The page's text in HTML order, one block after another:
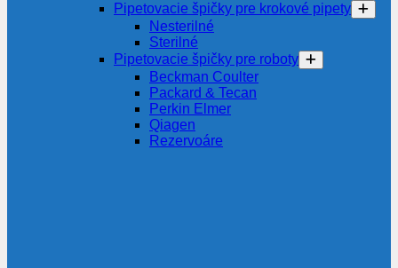
Pipetovacie špičky pre krokové pipety
Nesterilné
Sterilné
Pipetovacie špičky pre roboty
Beckman Coulter
Packard & Tecan
Perkin Elmer
Qiagen
Rezervoáre